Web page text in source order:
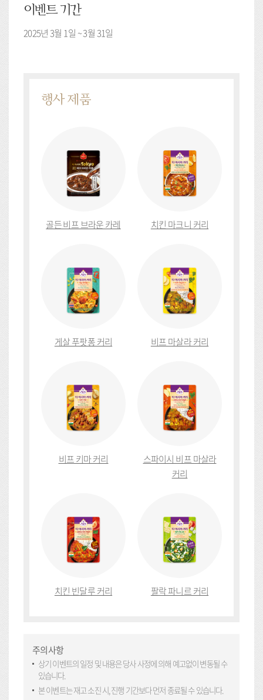
이벤트 기간
2025년 3월 1일 ~ 3월 31일
행사 제품
골든 비프 브라운 카레 치킨 마크니 커리
게살 푸팟퐁 커리 비프 마살라 커리
비프 키마 커리
스파이시 비프 마살라
커리
치킨 빈달루 커리 팔락 파니르 커리
주의사항
상기 이벤트의 일정 및 내용은 당사 사정에 의해 예고없이 변동될 수
있습니다.
본 이벤트는 재고 소진 시, 진행 기간보다 먼저 종료될 수 있습니다.